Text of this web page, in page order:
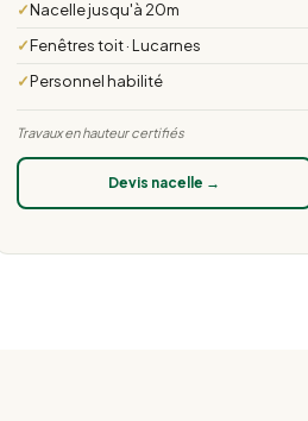
Nacelle jusqu'à 20m
Fenêtres toit · Lucarnes
Personnel habilité
Travaux en hauteur certifiés
Devis nacelle →